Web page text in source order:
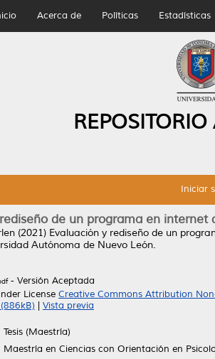
Acerca de Políticas Estadísticas
Iniciar
de un programa en
(2021) Evaluación y rediseño de un
Autónoma de Nuevo León.
- Versión Aceptada
License Creative Commons Attribution
Vista previa
Tesis (Maestría)
Maestría en Ciencias con Orientación en